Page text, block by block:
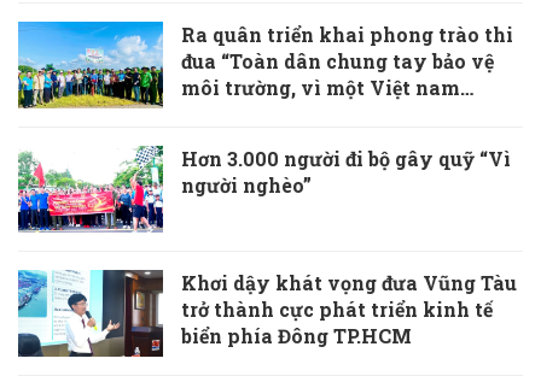
Ra quân triển khai phong trào thi
đua “Toàn dân chung tay bảo vệ
môi trường, vì một Việt nam
Hơn 3.000 người đi bộ gây quỹ “Vì
người nghèo”
Khơi dậy khát vọng đưa Vũng Tàu
trở thành cực phát triển kinh tế
biển phía Đông TP.HCM